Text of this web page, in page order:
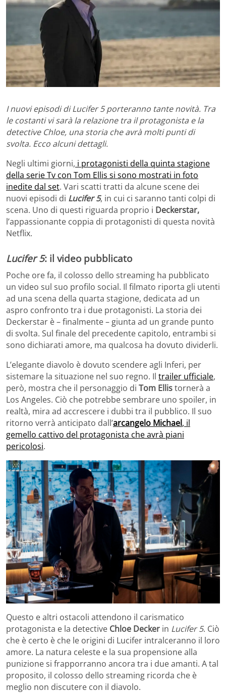
I nuovi episodi di Lucifer 5 porteranno tante novità. Tra
le costanti vi sarà la relazione tra il protagonista e la
detective Chloe, una storia che avrà molti punti di
svolta. Ecco alcuni dettagli.
Negli ultimi giorni, i protagonisti della quinta stagione
della serie Tv con Tom Ellis si sono mostrati in foto
inedite dal set. Vari scatti tratti da alcune scene dei
nuovi episodi di Lucifer 5, in cui ci saranno tanti colpi di
scena. Uno di questi riguarda proprio i Deckerstar,
l’appassionante coppia di protagonisti di questa novità
Netflix.
Lucifer 5: il video pubblicato
Poche ore fa, il colosso dello streaming ha pubblicato
un video sul suo profilo social. Il filmato riporta gli utenti
ad una scena della quarta stagione, dedicata ad un
aspro confronto tra i due protagonisti. La storia dei
Deckerstar è – finalmente – giunta ad un grande punto
di svolta. Sul finale del precedente capitolo, entrambi si
sono dichiarati amore, ma qualcosa ha dovuto dividerli.
L’elegante diavolo è dovuto scendere agli Inferi, per
sistemare la situazione nel suo regno. Il trailer ufficiale,
però, mostra che il personaggio di Tom Ellistornerà a
Los Angeles. Ciò che potrebbe sembrare uno spoiler, in
realtà, mira ad accrescere i dubbi tra il pubblico. Il suo
ritorno verrà anticipato dall’arcangelo Michael, il
gemello cattivo del protagonista che avrà piani
pericolosi.
Questo e altri ostacoli attendono il carismatico
protagonista e la detective Chloe Decker in Lucifer 5. Ciò
che è certo è che le origini di Lucifer intralceranno il loro
amore. La natura celeste e la sua propensione alla
punizione si frapporranno ancora tra i due amanti. A tal
proposito, il colosso dello streaming ricorda che è
meglio non discutere con il diavolo.